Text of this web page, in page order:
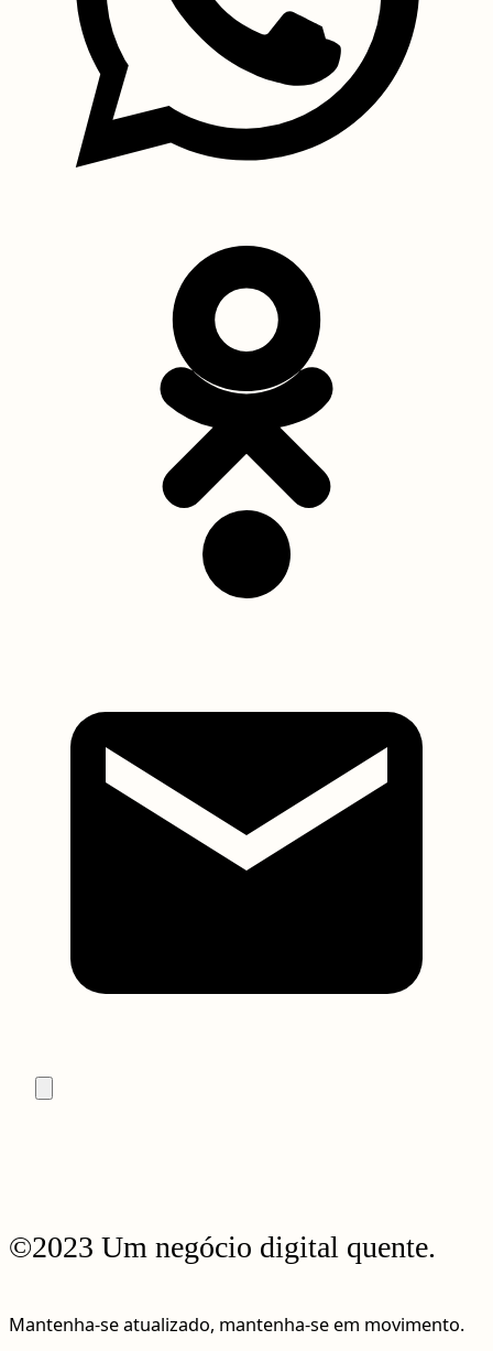
©2023 Um negócio digital quente.
Mantenha-se atualizado, mantenha-se em movimento.